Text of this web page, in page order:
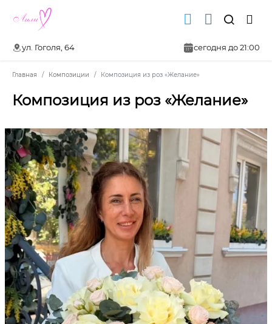
ул. Гоголя, 64 сегодня до 21:00
Главная Композиции Композиция из роз «Желание»
Композиция из роз «Желание»